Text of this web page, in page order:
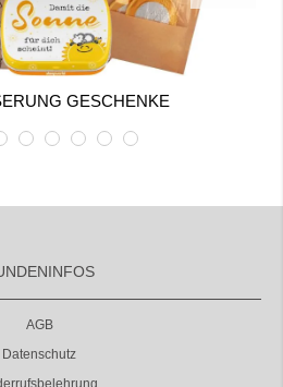
GESCHENKE
AGB
Datenschutz